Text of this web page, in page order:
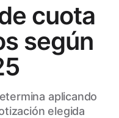
cuota
según
aplicando
elegida